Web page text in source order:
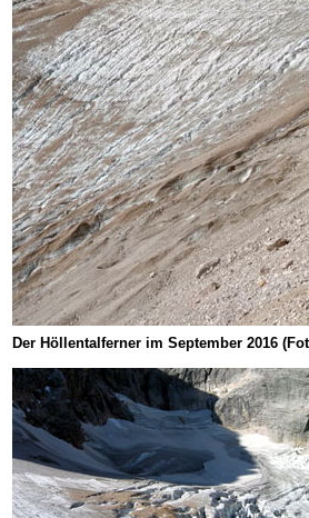
Der Höllentalferner im September 2016